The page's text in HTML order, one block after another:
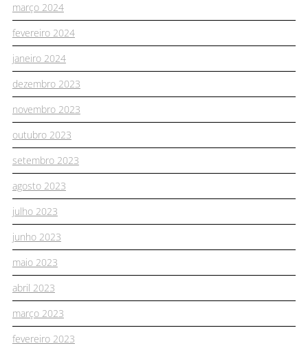
março 2024
fevereiro 2024
janeiro 2024
dezembro 2023
novembro 2023
outubro 2023
setembro 2023
agosto 2023
julho 2023
junho 2023
maio 2023
abril 2023
março 2023
fevereiro 2023